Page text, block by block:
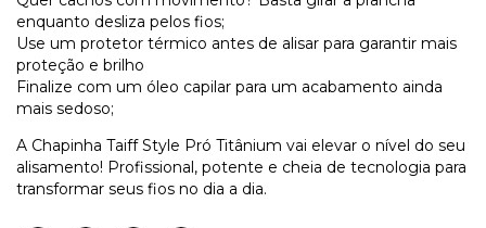
enquanto desliza pelos fios;
Use um protetor térmico antes de alisar para garantir mais
proteção e brilho
Finalize com um óleo capilar para um acabamento ainda
mais sedoso;
A Chapinha Taiff Style Pró Titânium vai elevar o nível do seu
alisamento! Profissional, potente e cheia de tecnologia para
transformar seus fios no dia a dia.